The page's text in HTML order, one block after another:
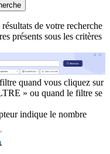
de votre recherche
présents sous les critères
quand vous cliquez sur
» ou quand le filtre se
indique le nombre